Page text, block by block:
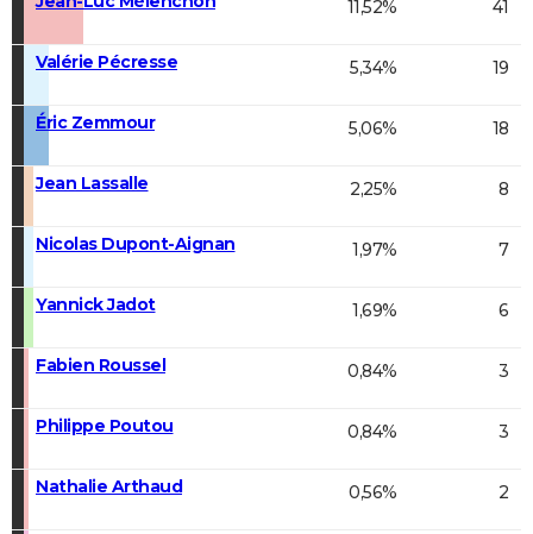
11,52% 41
Valérie Pécresse 5,34% 19
Éric Zemmour 5,06% 18
Jean Lassalle 2,25% 8
Nicolas Dupont-Aignan 1,97% 7
Yannick Jadot 1,69% 6
Fabien Roussel 0,84% 3
Philippe Poutou 0,84% 3
Nathalie Arthaud 0,56% 2